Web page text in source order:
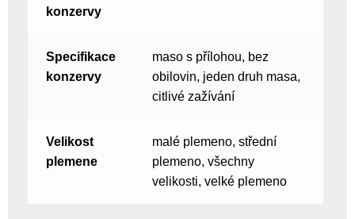
konzervy
Specifikace
konzervy
maso s přílohou, bez
obilovin, jeden druh masa,
citlivé zažívání
Velikost
plemene
malé plemeno, střední
plemeno, všechny
velikosti, velké plemeno